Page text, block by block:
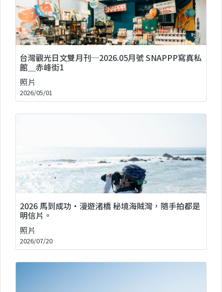
台灣觀光日文雙月刊─2026.05月號 SNAPPP寫真私
館＿赤峰街1
照片
2026/05/01
2026 馬到成功・漫遊渚橋 秘境海賊灣，隨手拍都是
明信片。
照片
2026/07/20